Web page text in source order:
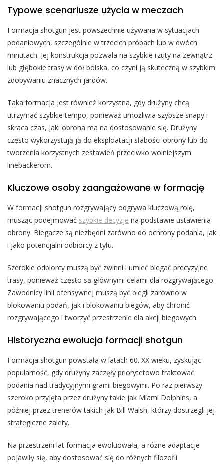
Typowe scenariusze użycia w meczach
Formacja shotgun jest powszechnie używana w sytuacjach
podaniowych, szczególnie w trzecich próbach lub w dwóch
minutach. Jej konstrukcja pozwala na szybkie rzuty na zewnątrz
lub głębokie trasy w dół boiska, co czyni ją skuteczną w szybkim
zdobywaniu znacznych jardów.
Taka formacja jest również korzystna, gdy drużyny chcą
utrzymać szybkie tempo, ponieważ umożliwia szybsze snapy i
skraca czas, jaki obrona ma na dostosowanie się. Drużyny
często wykorzystują ją do eksploatacji słabości obrony lub do
tworzenia korzystnych zestawień przeciwko wolniejszym
linebackerom.
Kluczowe osoby zaangażowane w formację
W formacji shotgun rozgrywający odgrywa kluczową rolę,
musząc podejmować szybkie decyzje na podstawie ustawienia
obrony. Biegacze są niezbędni zarówno do ochrony podania, jak
i jako potencjalni odbiorcy z tyłu.
Szerokie odbiorcy muszą być zwinni i umieć biegać precyzyjne
trasy, ponieważ często są głównymi celami dla rozgrywającego.
Zawodnicy linii ofensywnej muszą być biegli zarówno w
blokowaniu podań, jak i blokowaniu biegów, aby chronić
rozgrywającego i tworzyć przestrzenie dla akcji biegowych.
Historyczna ewolucja formacji shotgun
Formacja shotgun powstała w latach 60. XX wieku, zyskując
popularność, gdy drużyny zaczęły priorytetowo traktować
podania nad tradycyjnymi grami biegowymi. Po raz pierwszy
szeroko przyjęta przez drużyny takie jak Miami Dolphins, a
później przez trenerów takich jak Bill Walsh, którzy dostrzegli jej
strategiczne zalety.
Na przestrzeni lat formacja ewoluowała, a różne adaptacje
pojawiły się, aby dostosować się do różnych filozofii